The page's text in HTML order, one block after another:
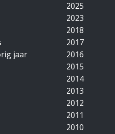
2025
2023
2018
2017
2016
2015
2014
2013
2012
2011
2010
jaar